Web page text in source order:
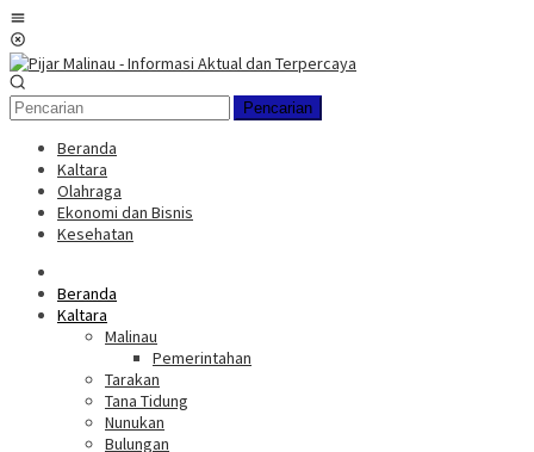
Loncat
ke
konten
Pencarian
Beranda
Kaltara
Olahraga
Ekonomi dan Bisnis
Kesehatan
Beranda
Kaltara
Malinau
Pemerintahan
Tarakan
Tana Tidung
Nunukan
Bulungan